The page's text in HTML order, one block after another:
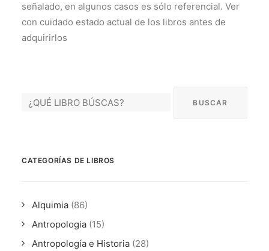
señalado, en algunos casos es sólo referencial. Ver
con cuidado estado actual de los libros antes de
adquirirlos
CATEGORÍAS DE LIBROS
Alquimia (86)
Antropologia (15)
Antropología e Historia (28)